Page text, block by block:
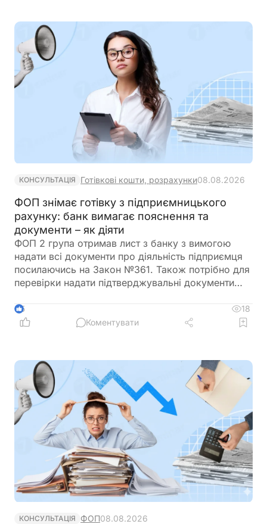
КОНСУЛЬТАЦІЯ Готівкові кошти, розрахунки08.08.2026
ФОП знімає готівку з підприємницького
рахунку: банк вимагає пояснення та
документи – як діяти
ФОП 2 група отримав лист з банку з вимогою
надати всі документи про діяльність підприємця
посилаючись на Закон №361. Також потрібно для
перевірки надати підтверджувальні документи
готівкових коштів (в дозволеному об’ємі
періодично знімаються з поточного рахунку).
банку?
5
18
Коментувати
КОНСУЛЬТАЦІЯ ФОП08.08.2026